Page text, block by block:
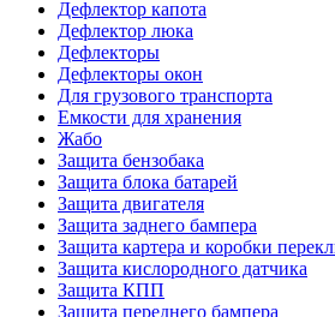
Дефлектор капота
Дефлектор люка
Дефлекторы
Дефлекторы окон
Для грузового транспорта
Емкости для хранения
Жабо
Защита бензобака
Защита блока батарей
Защита двигателя
Защита заднего бампера
Защита картера и коробки
Защита кислородного датчика
Защита КПП
Защита переднего бампера